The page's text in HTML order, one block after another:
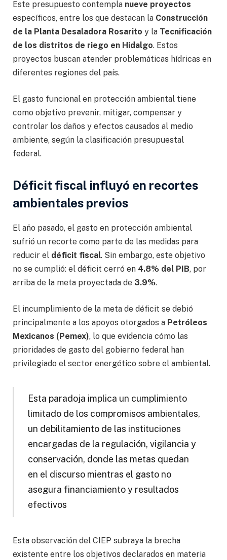
Este presupuesto contempla nueve proyectos
específicos, entre los que destacan la Construcción
de la Planta Desaladora Rosarito y la Tecnificación
de los distritos de riego en Hidalgo. Estos
proyectos buscan atender problemáticas hídricas en
diferentes regiones del país.
El gasto funcional en protección ambiental tiene
como objetivo prevenir, mitigar, compensar y
controlar los daños y efectos causados al medio
ambiente, según la clasificación presupuestal
federal.
Déficit fiscal influyó en recortes
ambientales previos
El año pasado, el gasto en protección ambiental
sufrió un recorte como parte de las medidas para
reducir el déficit fiscal. Sin embargo, este objetivo
no se cumplió: el déficit cerró en 4.8% del PIB, por
arriba de la meta proyectada de 3.9%.
El incumplimiento de la meta de déficit se debió
principalmente a los apoyos otorgados a Petróleos
Mexicanos (Pemex), lo que evidencia cómo las
prioridades de gasto del gobierno federal han
privilegiado el sector energético sobre el ambiental.
Esta paradoja implica un cumplimiento
limitado de los compromisos ambientales,
un debilitamiento de las instituciones
encargadas de la regulación, vigilancia y
conservación, donde las metas quedan
en el discurso mientras el gasto no
asegura financiamiento y resultados
efectivos
Esta observación del CIEP subraya la brecha
existente entre los objetivos declarados en materia